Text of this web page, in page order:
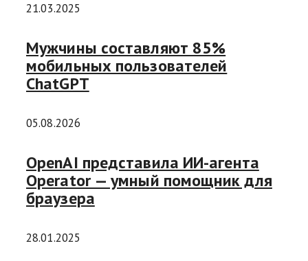
21.03.2025
Мужчины составляют 85%
мобильных пользователей
ChatGPT
05.08.2026
OpenAI представила ИИ-агента
Operator — умный помощник для
браузера
28.01.2025